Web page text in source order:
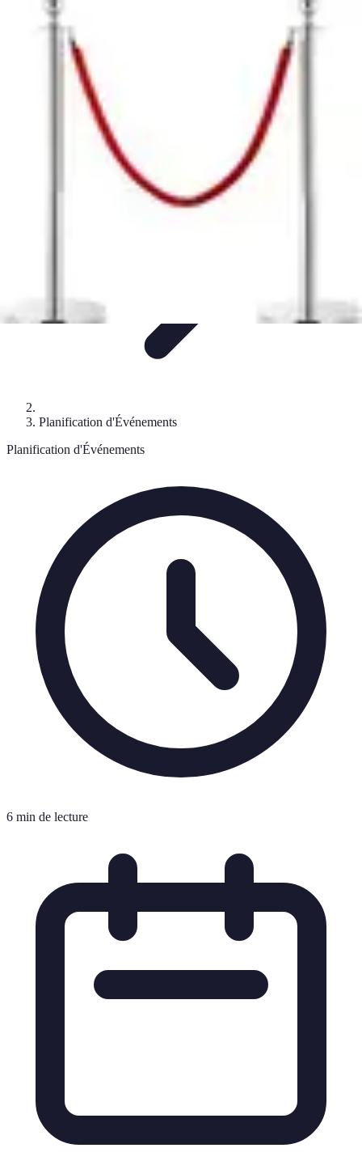
Services Sécurité
Choix du service
Sécurité des
Événements Types de Services
Services Sécurité
Planification d'Événements
Planification d'Événements
6 min de lecture